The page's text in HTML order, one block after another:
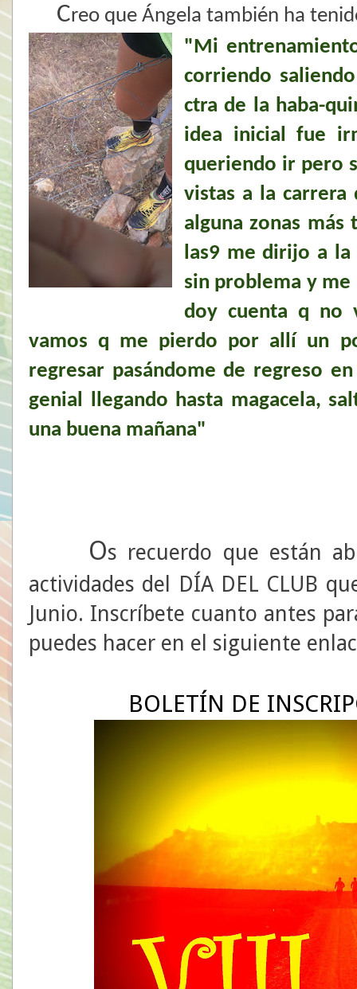
Creo que Ángela también ha
"Mi
corriendo
ctra de la haba-
idea inicial fue
queriendo ir pero
vistas a la carrera
alguna zonas más
las9 me dirijo a la
sin problema y me
doy cuenta q no
vamos q me pierdo por allí un
regresar pasándome de regreso
genial llegando hasta magacela,
una buena mañana"
Os recuerdo que están
actividades del DÍA DEL CLUB
Junio. Inscríbete cuanto antes
puedes hacer en el siguiente
BOLETÍN DE